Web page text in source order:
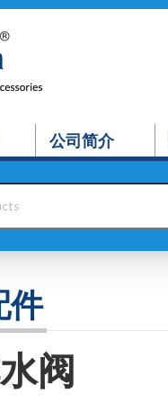
公司简介
件
阀